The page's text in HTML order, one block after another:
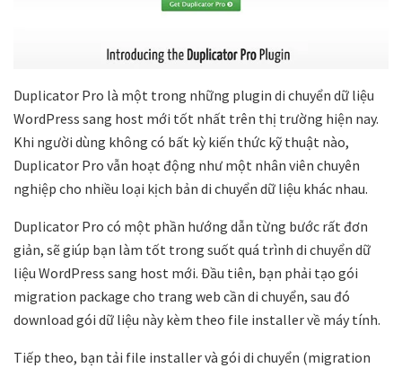
Duplicator Pro là một trong những plugin di chuyển dữ liệu
WordPress sang host mới tốt nhất trên thị trường hiện nay.
Khi người dùng không có bất kỳ kiến ​​thức kỹ thuật nào,
Duplicator Pro vẫn hoạt động như một nhân viên chuyên
nghiệp cho nhiều loại kịch bản di chuyển dữ liệu khác nhau.
Duplicator Pro có một phần hướng dẫn từng bước rất đơn
giản, sẽ giúp bạn làm tốt trong suốt quá trình di chuyển dữ
liệu WordPress sang host mới. Đầu tiên, bạn phải tạo gói
migration package cho trang web cần di chuyển, sau đó
download gói dữ liệu này kèm theo file installer về máy tính.
Tiếp theo, bạn tải file installer và gói di chuyển (migration